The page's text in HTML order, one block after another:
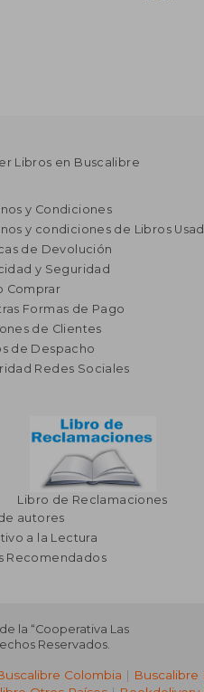
Libros en Buscalibre
y Condiciones
y condiciones de Libros
de Devolución
y Seguridad
Comprar
Formas de Pago
de Clientes
de Despacho
Redes Sociales
Libro de Reclamaciones
autores
a la Lectura
Recomendados
la “Cooperativa Las
Reservados.
Colombia | Buscalibre